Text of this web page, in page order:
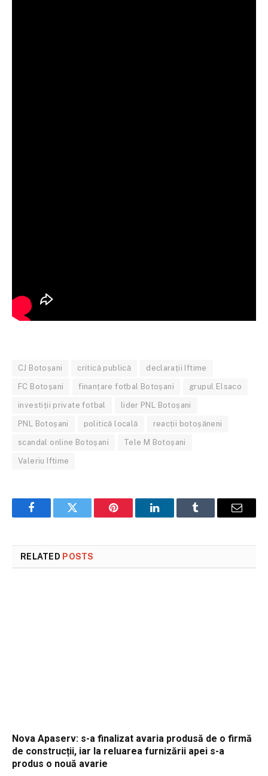
CJ Botoșani critică publică declarații Iftime
FC Botoșani finanțare fotbal Botoșani grupul Elsaco
investiții private fotbal lider PNL Botoșani
PNL Botoșani politică locală reacții botoșăneni
scandal online Botoșani Tele M Botoșani
Valeriu Iftime
FacebookTwitter Pinterest LinkedInTumblr Email
RELATED POSTS
Nova Apaserv: s-a finalizat avaria produsă de o firmă
de construcții, iar la reluarea furnizării apei s-a
produs o nouă avarie